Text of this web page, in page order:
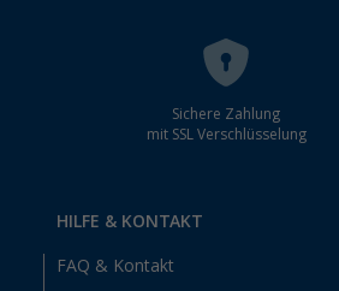
Sichere Zahlung
mit SSL Verschlüsselung
HILFE & KONTAKT
FAQ & Kontakt